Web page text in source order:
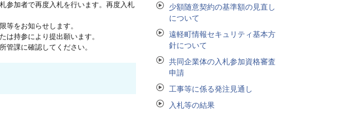
参加者で再度入札を行います。再度入札
等をお知らせします。
は持参により提出願います。
管課に確認してください。
少額随意契約の基準額の見直し
について
遠軽町情報セキュリティ基本方
針について
共同企業体の入札参加資格審査
申請
工事等に係る発注見通し
入札等の結果